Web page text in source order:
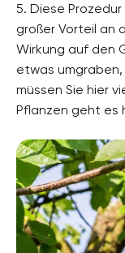
5. Diese
großer Vorteil an
Wirkung auf den
etwas
müssen Sie hier
Pflanzen geht es